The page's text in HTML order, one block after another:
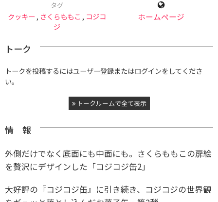
タグ
クッキー , さくらももこ , コジコ
ジ
ホームページ
トーク
トークを投稿するにはユーザー登録またはログインをしてくださ
い。
トークルームで全て表示
情 報
外側だけでなく底面にも中面にも。さくらももこの扉絵
を贅沢にデザインした「コジコジ缶2」
大好評の『コジコジ缶』に引き続き、コジコジの世界観